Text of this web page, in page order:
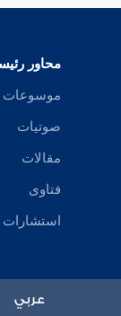
محاور
موسوعات
صوتيات
مقالات
فتاوى
استشارات
عربي